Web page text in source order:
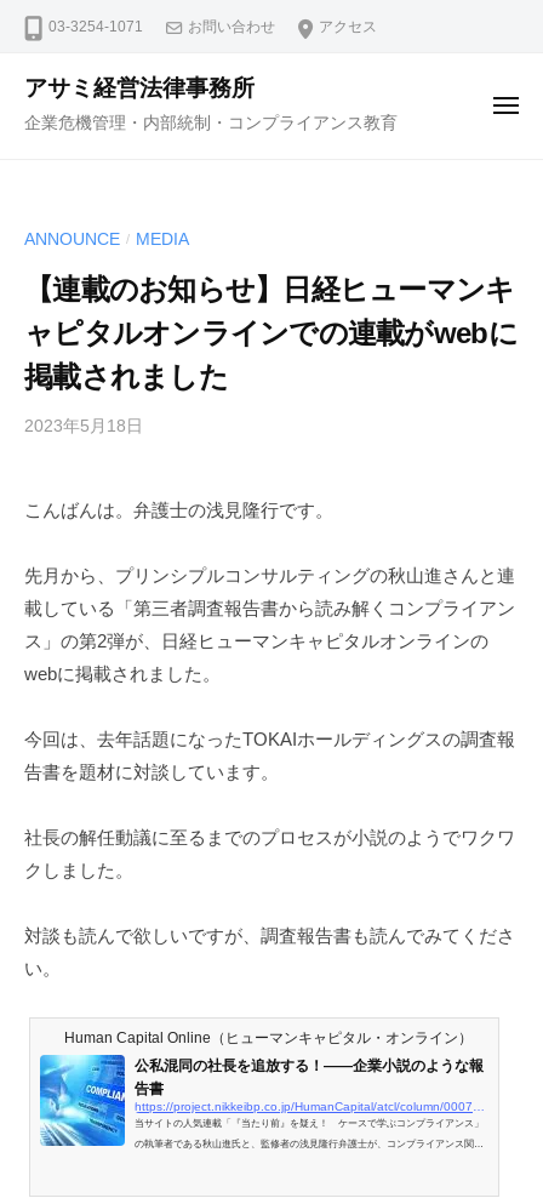
03-3254-1071 お問い合わせ アクセス
アサミ経営法律事務所
企業危機管理・内部統制・コンプライアンス教育
メ
ANNOUNCE / MEDIA
【連載のお知らせ】日経ヒューマンキ
ャピタルオンラインでの連載がwebに
掲載されました
2023年5月18日
護
浅
見
こんばんは。弁護士の浅見隆行です。
先月から、プリンシプルコンサルティングの秋山進さんと連
載している「第三者調査報告書から読み解くコンプライアン
ス」の第2弾が、日経ヒューマンキャピタルオンラインの
webに掲載されました。
今回は、去年話題になったTOKAIホールディングスの調査報
告書を題材に対談しています。
社長の解任動議に至るまでのプロセスが小説のようでワクワ
クしました。
対談も読んで欲しいですが、調査報告書も読んでみてくださ
い。
Human Capital Online（ヒューマンキャピタル・オンライン）
公私混同の社長を追放する！――企業小説のような報
告書
https://project.nikkeibp.co.jp/HumanCapital/atcl/column/00079/050100003/?n_cid=nbphco_fbed&#038;fbclid=IwAR38juMnkTCX0O9tXcwkgdPjN7UP5zFecKHG1inUcQeNc35XwYbjWVY1yvg
当サイトの人気連載「『当たり前』を疑え！ ケースで学ぶコンプライアンス」
の執筆者である秋山進氏と、監修者の浅見隆行弁護士が、コンプライアンス関連